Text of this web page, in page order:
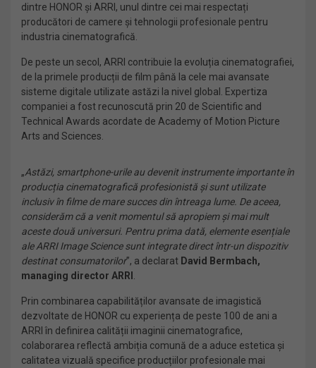
dintre HONOR și ARRI, unul dintre cei mai respectați
producători de camere și tehnologii profesionale pentru
industria cinematografică.
De peste un secol, ARRI contribuie la evoluția cinematografiei,
de la primele producții de film până la cele mai avansate
sisteme digitale utilizate astăzi la nivel global. Expertiza
companiei a fost recunoscută prin 20 de Scientific and
Technical Awards acordate de Academy of Motion Picture
Arts and Sciences.
„Astăzi, smartphone-urile au devenit instrumente importante în
producția cinematografică profesionistă și sunt utilizate
inclusiv în filme de mare succes din întreaga lume. De aceea,
considerăm că a venit momentul să apropiem și mai mult
aceste două universuri. Pentru prima dată, elemente esențiale
ale ARRI Image Science sunt integrate direct într-un dispozitiv
destinat consumatorilor”, a declarat David Bermbach,
managing director ARRI
Prin combinarea capabilităților avansate de imagistică
dezvoltate de HONOR cu experiența de peste 100 de ani a
ARRI în definirea calității imaginii cinematografice,
colaborarea reflectă ambiția comună de a aduce estetica și
calitatea vizuală specifice producțiilor profesionale mai